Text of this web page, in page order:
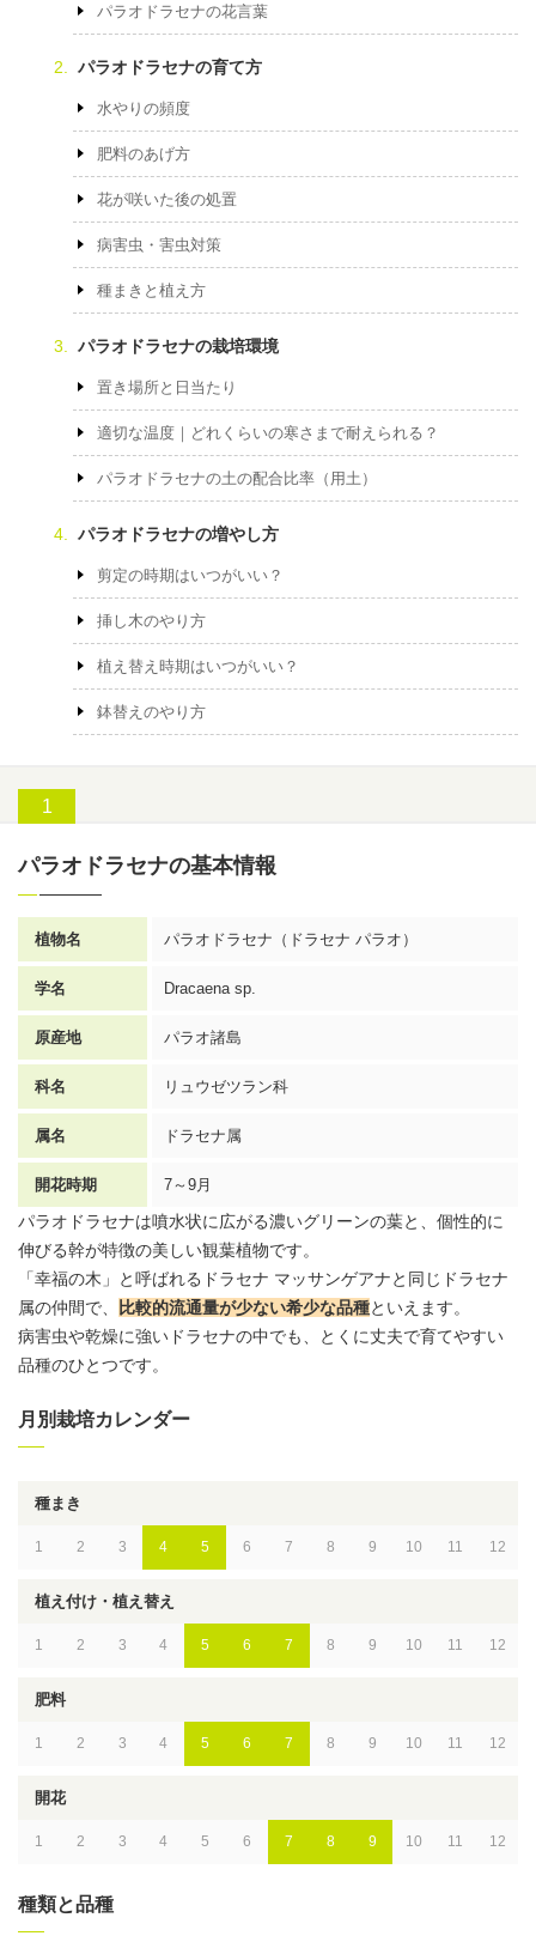
パラオドラセナの花言葉
パラオドラセナの育て方
水やりの頻度
肥料のあげ方
花が咲いた後の処置
病害虫・害虫対策
種まきと植え方
パラオドラセナの栽培環境
置き場所と日当たり
適切な温度｜どれくらいの寒さまで耐えられる？
パラオドラセナの土の配合比率（用土）
パラオドラセナの増やし方
剪定の時期はいつがいい？
挿し木のやり方
植え替え時期はいつがいい？
鉢替えのやり方
パラオドラセナの基本情報
植物名 パラオ ドラセナ （ ドラセナ パラオ）
学名 Dracaena sp.
原産地 パラオ諸島
科名 リュウゼツラン科
属名 ドラセナ属
開花時期 7～9月
パラオドラセナは噴水状に広がる濃いグリーンの葉と、個性的に
伸びる幹が特徴の美しい観葉植物です。
「幸福の木」と呼ばれる ドラセナ マッサンゲアナと同じドラセナ
属の仲間で、
比較的流通量が少ない希少な品種といえます。
病害虫や乾燥に強いドラセナの中でも、とくに丈夫で育てやすい
品種のひとつです。
月別栽培カレンダー
種まき
1 2 3 4 5 6 7 8 9 10 11 12
植え付け・植え替え
1 2 3 4 5 6 7 8 9 10 11 12
肥料
1 2 3 4 5 6 7 8 9 10 11 12
開花
1 2 3 4 5 6 7 8 9 10 11 12
種類と品種